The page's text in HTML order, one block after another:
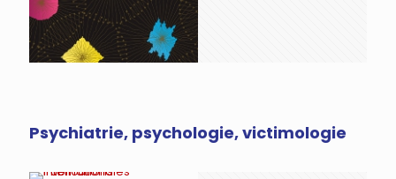
Psychiatrie, psychologie, victimologie